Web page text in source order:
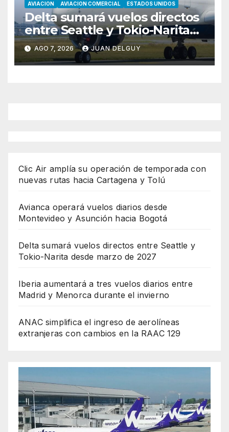
AVIACION AVIACION COMERCIAL ESTADOS UNIDOS
Delta sumará vuelos directos
entre Seattle y Tokio-Narita
desde marzo de 2027
AGO 7, 2026 JUAN DELGUY
Clic Air amplía su operación de temporada con
nuevas rutas hacia Cartagena y Tolú
Avianca operará vuelos diarios desde
Montevideo y Asunción hacia Bogotá
Delta sumará vuelos directos entre Seattle y
Tokio-Narita desde marzo de 2027
Iberia aumentará a tres vuelos diarios entre
Madrid y Menorca durante el invierno
ANAC simplifica el ingreso de aerolíneas
extranjeras con cambios en la RAAC 129